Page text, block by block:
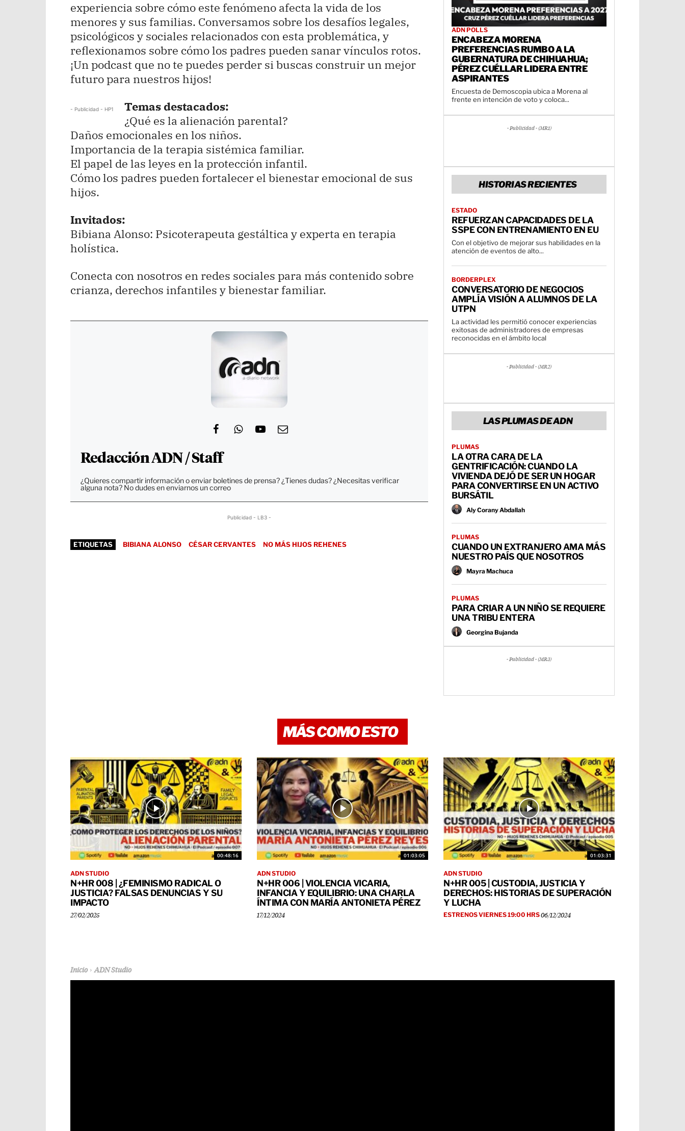
experiencia sobre cómo este fenómeno afecta la vida de los
menores y sus familias. Conversamos sobre los desafíos legales,
psicológicos y sociales relacionados con esta problemática, y
reflexionamos sobre cómo los padres pueden sanar vínculos rotos.
¡Un podcast que no te puedes perder si buscas construir un mejor
futuro para nuestros hijos!
- Publicidad - HP1
Temas destacados:
¿Qué es la alienación parental?
Daños emocionales en los niños.
Importancia de la terapia sistémica familiar.
El papel de las leyes en la protección infantil.
Cómo los padres pueden fortalecer el bienestar emocional de sus
hijos.
Invitados:
Bibiana Alonso: Psicoterapeuta gestáltica y experta en terapia
holística.
Conecta con nosotros en redes sociales para más contenido sobre
crianza, derechos infantiles y bienestar familiar.
Redacción ADN / Staff
¿Quieres compartir información o enviar boletines de prensa? ¿Tienes dudas? ¿Necesitas verificar
alguna nota? No dudes en enviarnos un correo
Publicidad - LB3 -
ETIQUETAS BIBIANA ALONSO CÉSAR CERVANTES NO MÁS HIJOS REHENES
ADN POLLS
ENCABEZA MORENA
PREFERENCIAS RUMBO A LA
GUBERNATURA DE CHIHUAHUA;
PÉREZ CUÉLLAR LIDERA ENTRE
ASPIRANTES
Encuesta de Demoscopia ubica a Morena al
frente en intención de voto y coloca...
- Publicidad - (MR1)
HISTORIAS RECIENTES
ESTADO
REFUERZAN CAPACIDADES DE LA
SSPE CON ENTRENAMIENTO EN EU
Con el objetivo de mejorar sus habilidades en la
atención de eventos de alto...
BORDERPLEX
CONVERSATORIO DE NEGOCIOS
AMPLÍA VISIÓN A ALUMNOS DE LA
UTPN
La actividad les permitió conocer experiencias
exitosas de administradores de empresas
reconocidas en el ámbito local
- Publicidad - (MR2)
LAS PLUMAS DE ADN
PLUMAS
LA OTRA CARA DE LA
GENTRIFICACIÓN: CUANDO LA
VIVIENDA DEJÓ DE SER UN HOGAR
PARA CONVERTIRSE EN UN ACTIVO
BURSÁTIL
Aly Corany Abdallah
PLUMAS
CUANDO UN EXTRANJERO AMA MÁS
NUESTRO PAÍS QUE NOSOTROS
Mayra Machuca
PLUMAS
PARA CRIAR A UN NIÑO SE REQUIERE
UNA TRIBU ENTERA
Georgina Bujanda
- Publicidad - (MR3)
MÁS COMO ESTO
00:48:16
ADN STUDIO
N+HR 008 | ¿FEMINISMO RADICAL O
JUSTICIA? FALSAS DENUNCIAS Y SU
IMPACTO
27/02/2025
01:03:05
ADN STUDIO
N+HR 006 | VIOLENCIA VICARIA,
INFANCIA Y EQUILIBRIO: UNA CHARLA
ÍNTIMA CON MARÍA ANTONIETA PÉREZ
17/12/2024
01:03:31
ADN STUDIO
N+HR 005 | CUSTODIA, JUSTICIA Y
DERECHOS: HISTORIAS DE SUPERACIÓN
Y LUCHA
ESTRENOS VIERNES 19:00 HRS06/12/2024